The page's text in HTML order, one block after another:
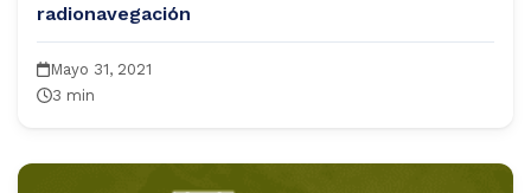
radionavegación
Mayo 31, 2021
3 min